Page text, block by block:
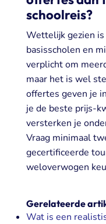
schoolreis?
Wettelijk gezien
basisscholen en
verplicht om
maar het is wel
offertes geven je
je de beste prijs-
versterken je
Vraag minimaal
gecertificeerde
weloverwogen
Gerelateerde
Wat is een